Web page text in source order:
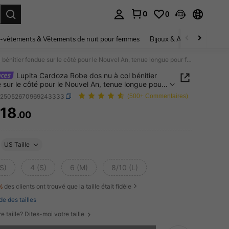
0 0
vêtements & Vêtements de nuit pour femmes Bijoux & Accessoires pour
Lupita Cardoza Robe dos nu à col bénitier fendue sur le côté pour le Nouvel An, tenue longue pour femmes
Lupita Cardoza Robe dos nu à col bénitier
sur le côté pour le Nouvel An, tenue longue pour
(500+ Commentaires)
AND AVAILABILITY
.00
US Taille
4 (S) 6 (M) 8/10 (L)
des clients ont trouvé que la taille était fidèle
des tailles
taille? Dites-moi votre taille